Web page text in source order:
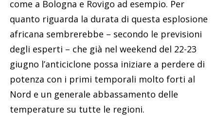
come a Bologna e Rovigo ad esempio. Per
quanto riguarda la durata di questa esplosione
africana sembrerebbe – secondo le previsioni
degli esperti – che già nel weekend del 22-23
giugno l’anticiclone possa iniziare a perdere di
potenza con i primi temporali molto forti al
Nord e un generale abbassamento delle
temperature su tutte le regioni.